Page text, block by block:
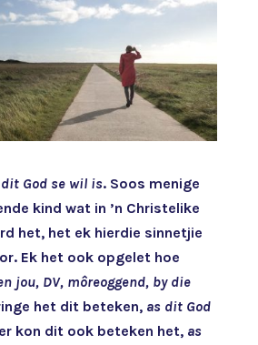
God se wil is. Soos menige
kind wat in ’n Christelike
het, het ek hierdie sinnetjie
Ek het ook opgelet hoe
jou, DV, môreoggend, by die
het dit beteken, as dit God
kon dit ook beteken het, as